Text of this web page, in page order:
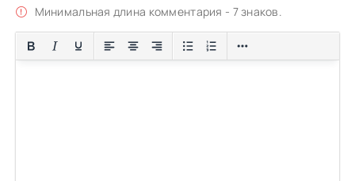
Минимальная длина комментария - 7 знаков.